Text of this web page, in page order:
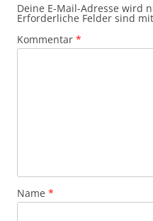
Deine E-Mail-Adresse wird
Erforderliche Felder sind mit
Kommentar *
Name *